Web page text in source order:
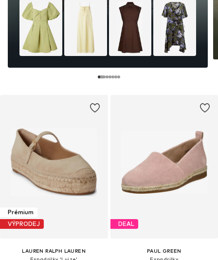
Prémium
VÝPRODEJ
LAUREN RALPH LAUREN
DEAL
PAUL GREEN